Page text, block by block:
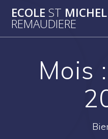
ECOLE ST MICHEL
REMAUDIERE
Mois :